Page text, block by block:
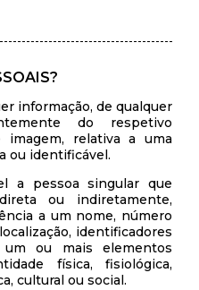
informação, de qualquer
do respetivo
relativa a uma
ou identificável.
a pessoa singular que
ou indiretamente,
a um nome, número
identificadores
ou mais elementos
física, fisiológica,
cultural ou social.